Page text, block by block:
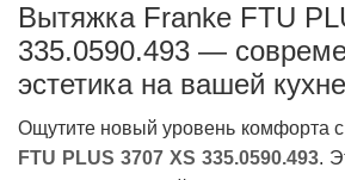
Вытяжка Franke FTU
335.0590.493 —
эстетика на вашей кухне
Ощутите новый уровень комфорта
FTU PLUS 3707 XS 335.0590.493.